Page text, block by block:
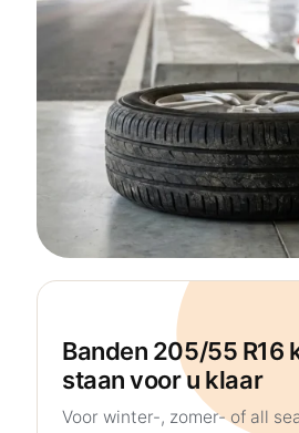
Banden 205/55 R16
staan voor u klaar
Voor winter-, zomer- of all